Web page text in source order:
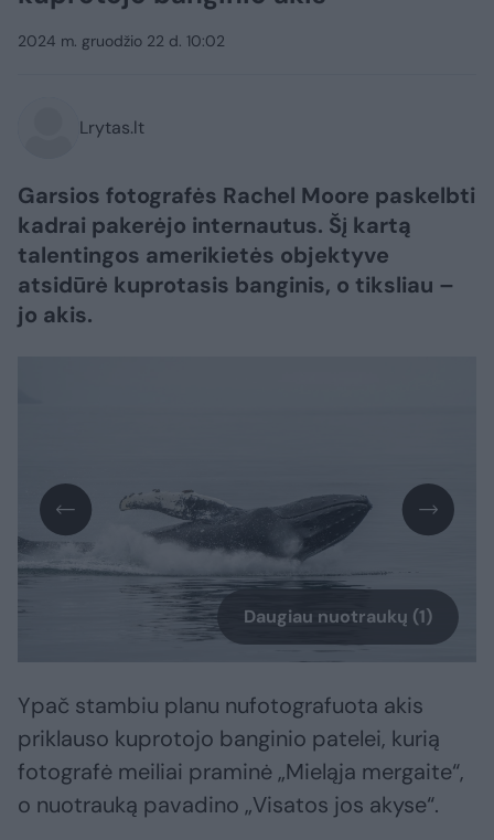
2024 m. gruodžio 22 d. 10:02
Lrytas.lt
Garsios fotografės Rachel Moore paskelbti
kadrai pakerėjo internautus. Šį kartą
talentingos amerikietės objektyve
atsidūrė kuprotasis banginis, o tiksliau –
jo akis.
Daugiau nuotraukų (1)
Ypač stambiu planu nufotografuota akis
priklauso kuprotojo banginio patelei, kurią
fotografė meiliai praminė „Mieląja mergaite“,
o nuotrauką pavadino „Visatos jos akyse“.